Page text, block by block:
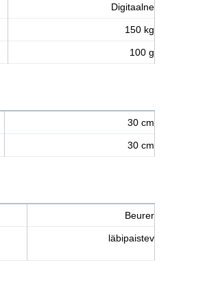
Digitaalne
150 kg
100 g
30 cm
30 cm
Beurer
läbipaistev